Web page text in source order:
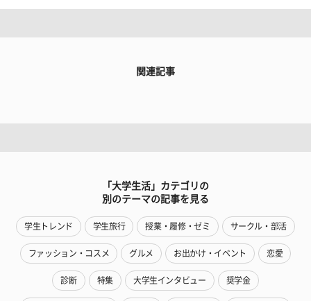
関連記事
「大学生活」カテゴリの
別のテーマの記事を見る
学生トレンド 学生旅行 授業・履修・ゼミ サークル・部活
ファッション・コスメ グルメ お出かけ・イベント 恋愛
診断 特集 大学生インタビュー 奨学金